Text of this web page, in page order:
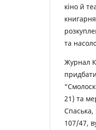
кіно й
та
Журнал
21) та
Спаська,
107/47,